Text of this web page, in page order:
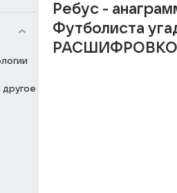
другое
Ребус -
Футболиста